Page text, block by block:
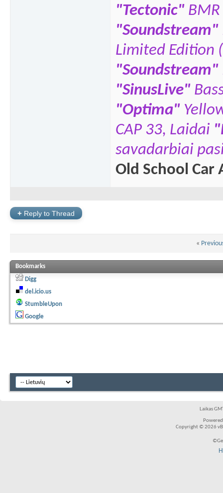
"Tectonic"
"Soundstream"
Limited Edition
"Soundstream"
"SinusLive"
"Optima"
CAP 33, Laidai
savadarbiai
Old School Car
+ Reply to Thread
«
Bookmarks
Digg
del.icio.us
StumbleUpon
Google
Laikas
Copyright © 2026